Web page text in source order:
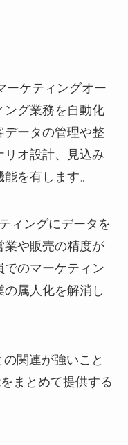
ーケティングオー
ング業務を自動化
データの管理や整
オ設計、見込み
を有します。
ィングにデータを
業や販売の精度が
でのマーケティン
属人化を解消し
関連が強いこと
まとめて提供する